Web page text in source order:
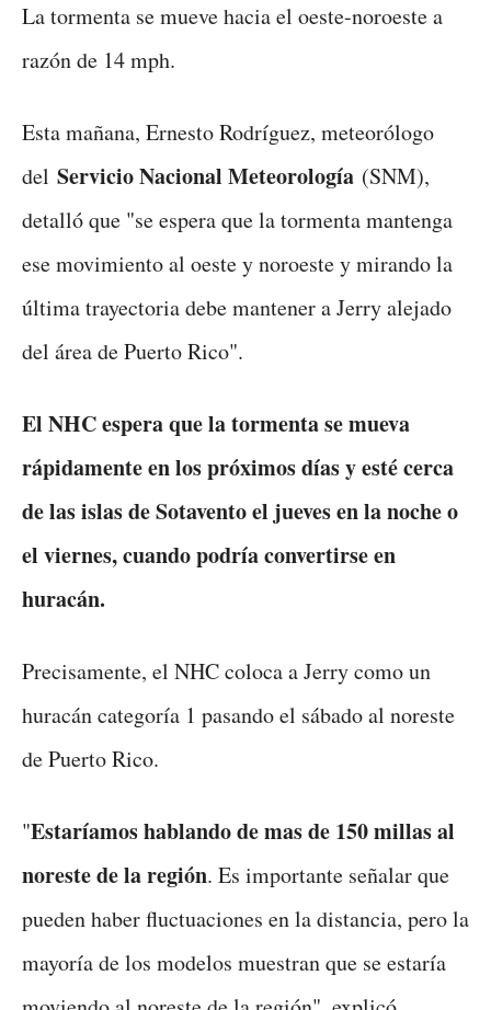
La tormenta se mueve hacia el oeste-noroeste a
razón de 14 mph.
Esta mañana, Ernesto Rodríguez, meteorólogo
del Servicio Nacional Meteorología (SNM),
detalló que "se espera que la tormenta mantenga
ese movimiento al oeste y noroeste y mirando la
última trayectoria debe mantener a Jerry alejado
del área de Puerto Rico".
El NHC espera que la tormenta se mueva
rápidamente en los próximos días y esté cerca
de las islas de Sotavento el jueves en la noche o
el viernes, cuando podría convertirse en
huracán.
Precisamente, el NHC coloca a Jerry como un
huracán categoría 1 pasando el sábado al noreste
de Puerto Rico.
"Estaríamos hablando de mas de 150 millas al
noreste de la región. Es importante señalar que
pueden haber fluctuaciones en la distancia, pero la
mayoría de los modelos muestran que se estaría